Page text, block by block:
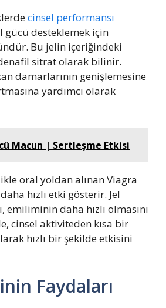
cinsel performansı
gücü desteklemek için
Bu jelin içeriğindeki
sitrat olarak bilinir.
damarlarının genişlemesine
yardımcı olarak
Macun | Sertleşme Etkisi
oral yoldan alınan Viagra
hızlı etki gösterir. Jel
emiliminin daha hızlı olmasını
cinsel aktiviteden kısa bir
hızlı bir şekilde etkisini
Faydaları